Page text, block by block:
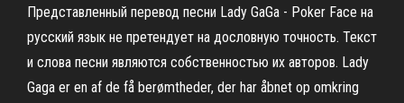
Представленный перевод песни Lady GaGa - Poker Face на
русский язык не претендует на дословную точность. Текст
и слова песни являются собственностью их авторов. Lady
Gaga er en af de få berømtheder, der har åbnet op omkring